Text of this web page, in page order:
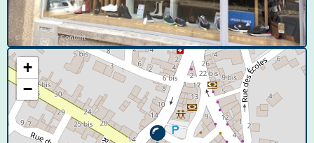
© Google User Content
+
−